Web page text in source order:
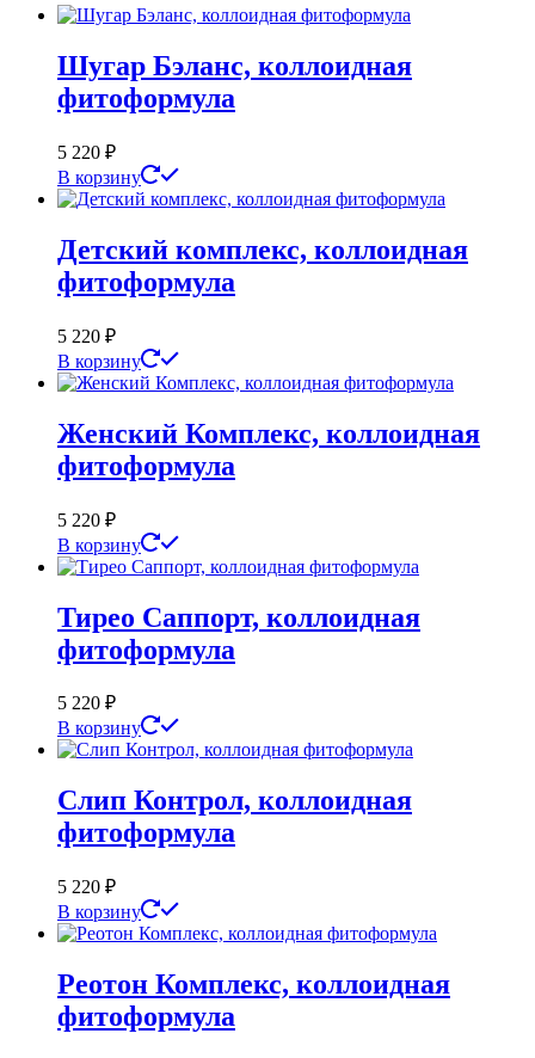
Шугар Бэланс, коллоидная
фитоформула
5 220 ₽
В корзину
Детский комплекс, коллоидная
фитоформула
5 220 ₽
В корзину
Женский Комплекс, коллоидная
фитоформула
5 220 ₽
В корзину
Тирео Саппорт, коллоидная
фитоформула
5 220 ₽
В корзину
Слип Контрол, коллоидная
фитоформула
5 220 ₽
В корзину
Реотон Комплекс, коллоидная
фитоформула